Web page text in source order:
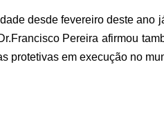
desde fevereiro deste ano
Pereira afirmou
protetivas em execução no